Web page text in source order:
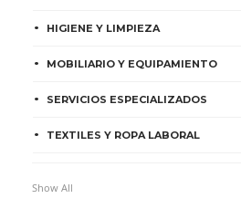
HIGIENE Y LIMPIEZA
MOBILIARIO Y EQUIPAMIENTO
SERVICIOS ESPECIALIZADOS
TEXTILES Y ROPA LABORAL
Show All